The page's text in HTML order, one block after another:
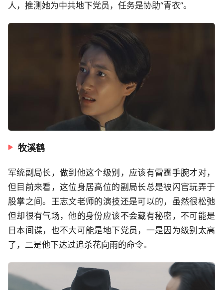
人，推测她为中共地下党员，任务是协助“青衣”。
牧溪鹤
军统副局长，做到他这个级别，应该有雷霆手腕才对，
但目前来看，这位身居高位的副局长总是被闪官玩弄于
股掌之间。王志文老师的演技还是可以的，虽然很松弛
但却很有气场，他的身份应该不会藏有秘密，不可能是
日本间谍，也不大可能是地下党员，一是因为级别太高
了，二是他下达过追杀花向雨的命令。